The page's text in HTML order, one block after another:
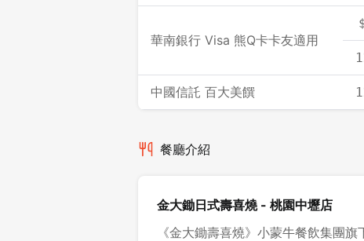
華南銀行 Visa 熊Q卡卡友適用
中國信託 百大美饌
餐廳介紹
金大鋤日式壽喜燒 - 桃園中壢店
《金大鋤壽喜燒》小蒙牛餐飲集團